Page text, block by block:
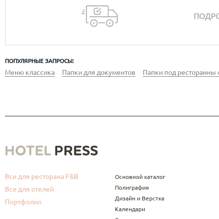
ПОПУЛЯРНЫЕ ЗАПРОСЫ:
Меню классика Папки для документов Папки под ресторанны
Все для ресторана F&B
Все для отелей
Портфолио
Основной каталог
Полиграфия
Дизайн и Верстка
Календари